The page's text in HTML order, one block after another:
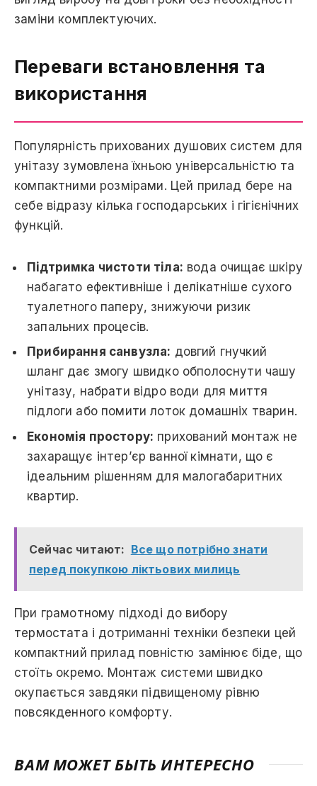
заміни комплектуючих.
Переваги встановлення та
використання
Популярність прихованих душових систем для
унітазу зумовлена їхньою універсальністю та
компактними розмірами. Цей прилад бере на
себе відразу кілька господарських і гігієнічних
функцій.
Підтримка чистоти тіла: вода очищає шкіру
набагато ефективніше і делікатніше сухого
туалетного паперу, знижуючи ризик
запальних процесів.
Прибирання санвузла: довгий гнучкий
шланг дає змогу швидко обполоснути чашу
унітазу, набрати відро води для миття
підлоги або помити лоток домашніх тварин.
Економія простору: прихований монтаж не
захаращує інтер’єр ванної кімнати, що є
ідеальним рішенням для малогабаритних
квартир.
Сейчас читают: Все що потрібно знати
перед покупкою ліктьових милиць
При грамотному підході до вибору
термостата і дотриманні техніки безпеки цей
компактний прилад повністю замінює біде, що
стоїть окремо. Монтаж системи швидко
окупається завдяки підвищеному рівню
повсякденного комфорту.
ВАМ МОЖЕТ БЫТЬ ИНТЕРЕСНО